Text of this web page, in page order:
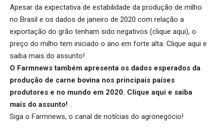
Apesar da expectativa de estabilidade da produção de milho
no Brasil e os dados de janeiro de 2020 com relação a
exportação do grão tenham sido negativos (clique aqui), o
preço do milho tem iniciado o ano em forte alta. Clique aqui e
saiba mais do assunto!
O Farmnews também apresenta os dados esperados da
produção de carne bovina nos principais países
produtores e no mundo em 2020. Clique aqui e saiba
mais do assunto!
Siga o Farmnews, o canal de notícias do agronegócio!